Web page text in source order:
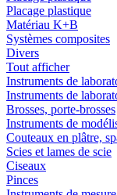
Placage plastique
Matériau K+B
Systèmes composites
Divers
Tout afficher
Instruments de
Instruments de
Brosses, porte-brosses
Instruments de
Couteaux en plâtre,
Scies et lames de scie
Ciseaux
Pinces